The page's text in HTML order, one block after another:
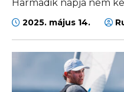
Harmadik napja nem
2025. május 14.